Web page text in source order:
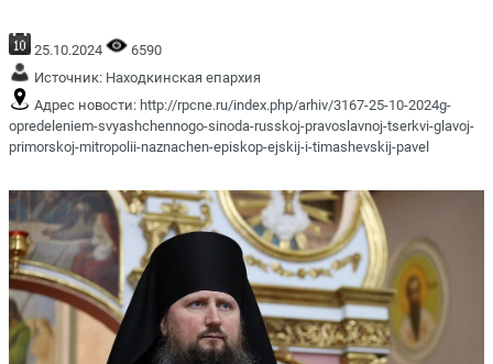
25.10.2024
6590
Источник: Находкинская епархия
Адрес новости: http://rpcne.ru/index.php/arhiv/3167-25-10-2024g-
opredeleniem-svyashchennogo-sinoda-russkoj-pravoslavnoj-tserkvi-glavoj-
primorskoj-mitropolii-naznachen-episkop-ejskij-i-timashevskij-pavel